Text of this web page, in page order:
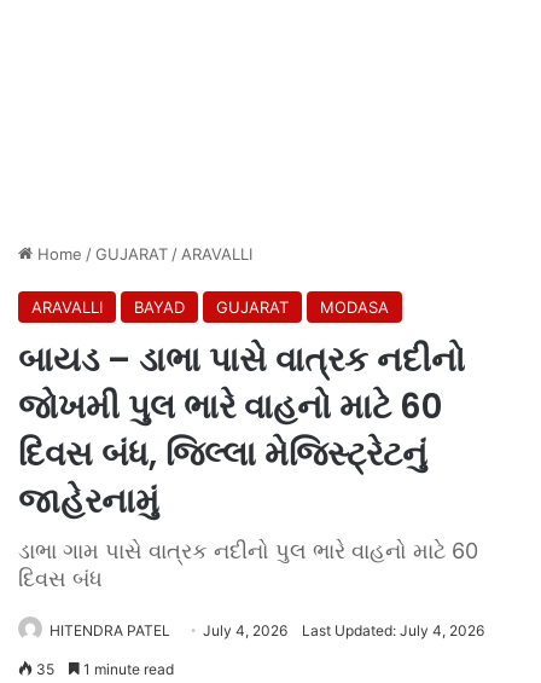
Home /GUJARAT / ARAVALLI
ARAVALLI BAYAD GUJARAT MODASA
બાયડ – ડાભા પાસે વાત્રક નદીનો
જોખમી પુલ ભારે વાહનો માટે 60
દિવસ બંધ, જિલ્લા મેજિસ્ટ્રેટનું
જાહેરનામું
ડાભા ગામ પાસે વાત્રક નદીનો પુલ ભારે વાહનો માટે 60
દિવસ બંધ
HITENDRA PATEL July 4, 2026 Last Updated: July 4, 2026
35 1 minute read